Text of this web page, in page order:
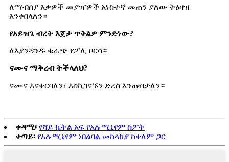
ለማብሰያ እቃዎች መያዣዎች አነስተኛ መጠን ያለው ትዕዛዝ
እንቀበላለን።
የአይዝጌ ብረት እጀታ ጥቅልዎ ምንድነው?
ለእያንዳንዱ ቁራጭ የፖሊ ቦርሳ።
ናሙና ማቅረብ ትችላለህ?
ናሙና እናቀርባለን፣ እስኪገናኙን ድረስ እንጠብቃለን።
ቀዳሚ፡ የሻይ ኬትል አፍ የአሉሚኒየም ስፖት
ቀጣይ፡ የአሉሚኒየም ነበልባል መከላከያ ከቀለም ጋር